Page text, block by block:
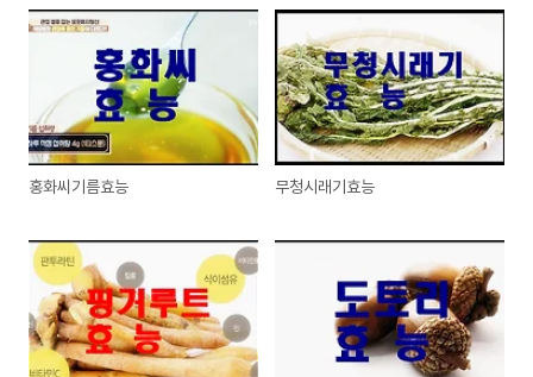
홍화씨기름효능 무청시래기효능